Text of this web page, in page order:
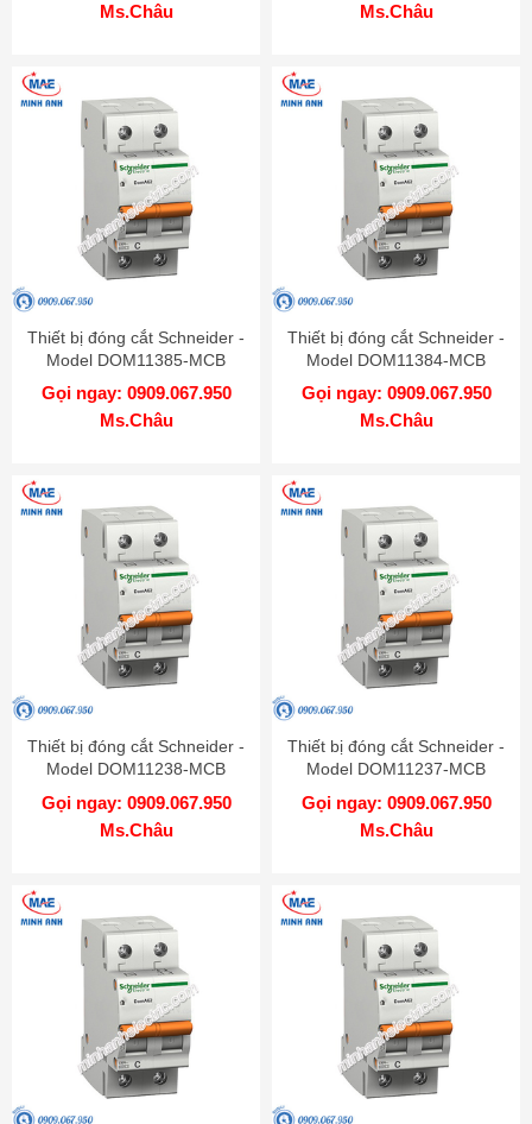
Ms.Châu
Ms.Châu
Thiết bị đóng cắt Schneider -
Model DOM11385-MCB
Gọi ngay: 0909.067.950
Ms.Châu
Thiết bị đóng cắt Schneider -
Model DOM11384-MCB
Gọi ngay: 0909.067.950
Ms.Châu
Thiết bị đóng cắt Schneider -
Model DOM11238-MCB
Gọi ngay: 0909.067.950
Ms.Châu
Thiết bị đóng cắt Schneider -
Model DOM11237-MCB
Gọi ngay: 0909.067.950
Ms.Châu